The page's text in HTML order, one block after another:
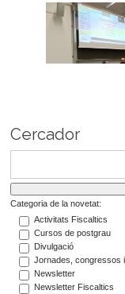
Cercador
Categoria de la novetat:
Activitats Fiscaltics
Cursos de postgrau
Divulgació
Jornades, congressos
Newsletter
Newsletter Fiscaltics